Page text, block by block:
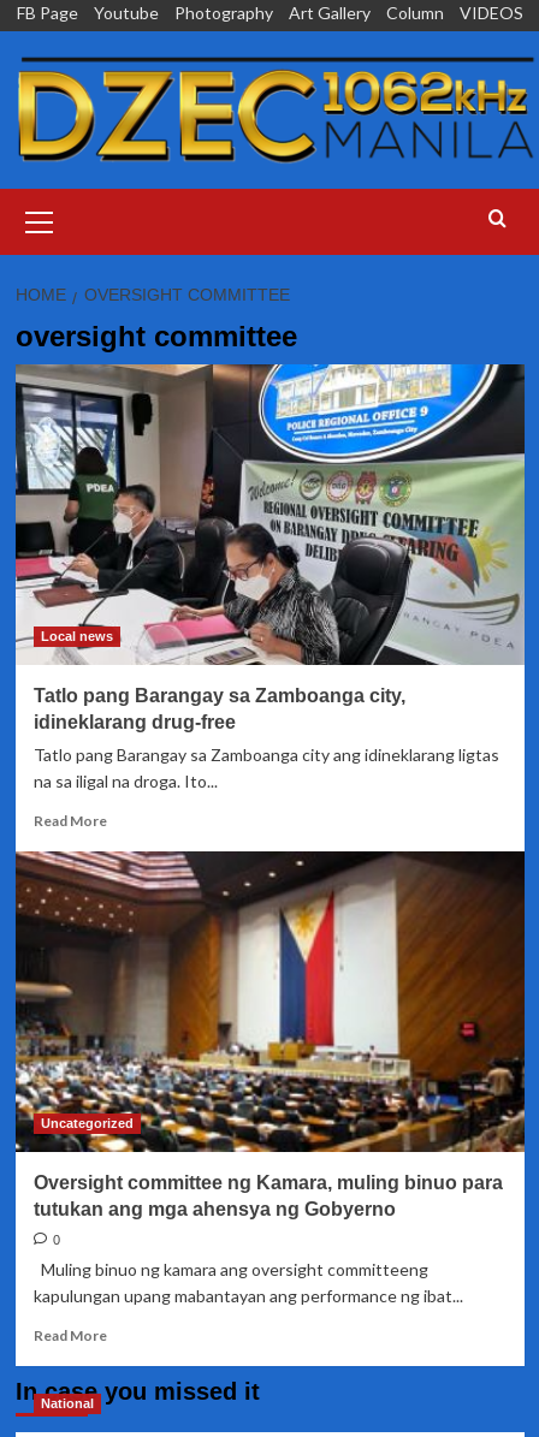
Skip
content
FB Page Youtube Photography Art Gallery Column VIDEOS
Menu
HOME OVERSIGHT COMMITTEE
oversight committee
Local news
Tatlo pang Barangay sa Zamboanga city,
idineklarang drug-free
Tatlo pang Barangay sa Zamboanga city ang idineklarang ligtas
na sa iligal na droga. Ito...
Read MoreRead
about
Tatlo
pang
Barangay
Zamboanga
drug-
free
Uncategorized
Oversight committee ng Kamara, muling binuo para
tutukan ang mga ahensya ng Gobyerno
0
Muling binuo ng kamara ang oversight committeeng
kapulungan upang mabantayan ang performance ng ibat...
Read MoreRead
Oversight
In case you missed it
National